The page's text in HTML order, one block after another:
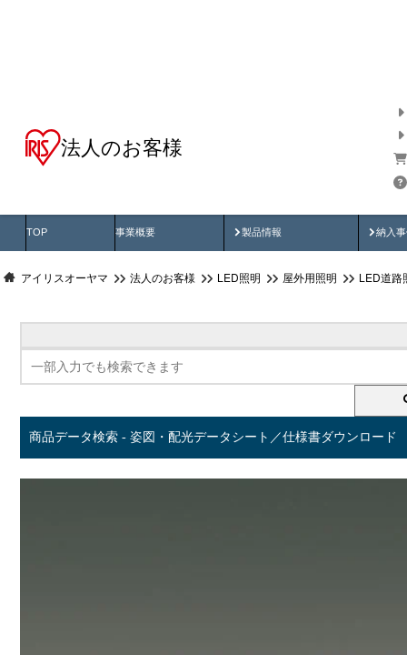
法人のお客様
TOP 事業概要 製品情報
製品動画 納入
納
アイリスオーヤマ 法人のお客様 LED照明 屋外用照明 LED道路
商品データ検索 - 姿図・配光データシート／仕様書ダウンロード